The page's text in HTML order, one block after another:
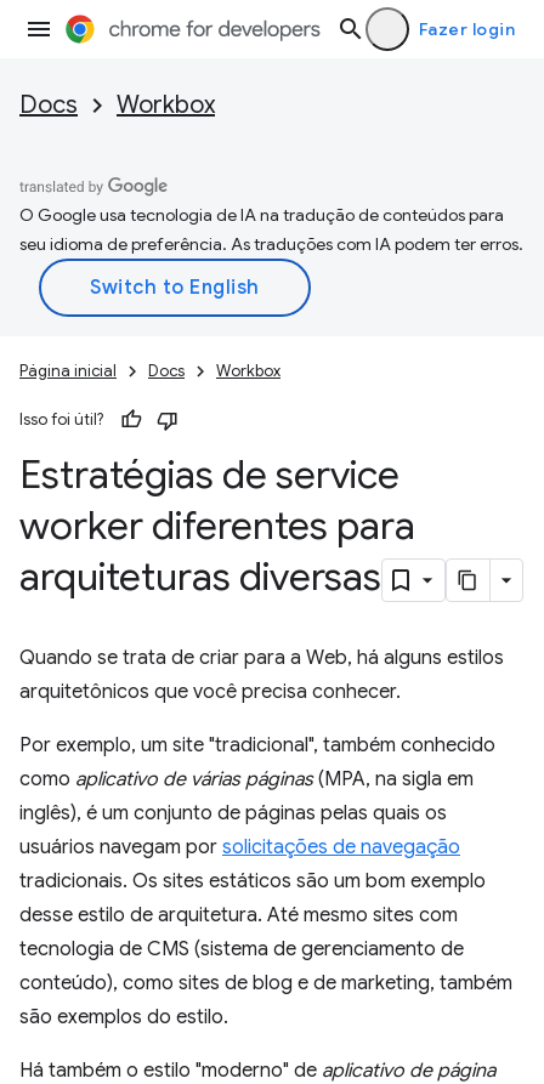
Fazer login
Docs Workbox
O Google usa tecnologia de IA na tradução de conteúdos para
seu idioma de preferência. As traduções com IA podem ter erros.
Página inicial Docs Workbox
Isso foi útil?
Estratégias de service
worker diferentes para
arquiteturas diversas
Quando se trata de criar para a Web, há alguns estilos
arquitetônicos que você precisa conhecer.
Por exemplo, um site "tradicional", também conhecido
como aplicativo de várias páginas(MPA, na sigla em
inglês), é um conjunto de páginas pelas quais os
usuários navegam por solicitações de navegação
tradicionais. Os sites estáticos são um bom exemplo
desse estilo de arquitetura. Até mesmo sites com
tecnologia de CMS (sistema de gerenciamento de
conteúdo), como sites de blog e de marketing, também
são exemplos do estilo.
Há também o estilo "moderno" de aplicativo de página